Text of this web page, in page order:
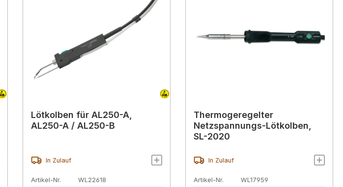
Lötkolben für AL250-A,
AL250-A / AL250-B
In Zulauf
Artikel-Nr. WL22618
Thermogeregelter
Netzspannungs-Lötkolben,
SL-2020
In Zulauf
Artikel-Nr. WL17959